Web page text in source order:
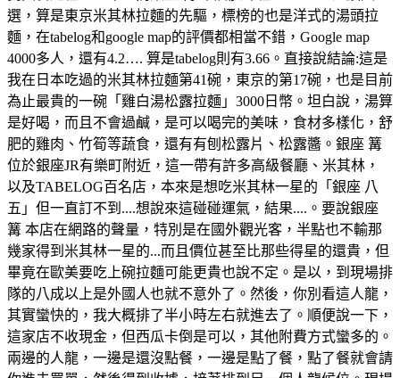
選，算是東京米其林拉麵的先驅，標榜的也是洋式的湯頭拉
麵，在tabelog和google map的評價都相當不錯，Google map
4000多人，還有4.2…. 算是tabelog則有3.66。直接說結論:這是
我在日本吃過的米其林拉麵第41碗，東京的第17碗，也是目前
為止最貴的一碗「雞白湯松露拉麵」3000日幣。坦白說，湯算
是好喝，而且不會過鹹，是可以喝完的美味，食材多樣化，舒
肥的雞肉、竹筍等蔬食，還有有刨松露片、松露醬。銀座 篝
位於銀座JR有樂町附近，這一帶有許多高級餐廳、米其林，
以及TABELOG百名店，本來是想吃米其林一星的「銀座 八
五」但一直訂不到....想說來這碰碰運氣，結果....。要說銀座
篝 本店在網路的聲量，特別是在國外觀光客，半點也不輸那
幾家得到米其林一星的...而且價位甚至比那些得星的還貴，但
畢竟在歐美要吃上碗拉麵可能更貴也說不定。是以，到現場排
隊的八成以上是外國人也就不意外了。然後，你別看這人龍，
其實蠻快的，我大概排了半小時左右就進去了。順便說一下，
這家店不收現金，但西瓜卡倒是可以，其他附費方式蠻多的。
兩邊的人龍，一邊是還沒點餐，一邊是點了餐，點了餐就會請